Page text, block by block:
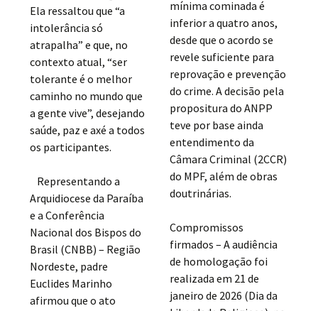
Ela ressaltou que “a
intolerância só
atrapalha” e que, no
contexto atual, “ser
tolerante é o melhor
caminho no mundo que
a gente vive”, desejando
saúde, paz e axé a todos
os participantes.
Representando a
Arquidiocese da Paraíba
e a Conferência
Nacional dos Bispos do
Brasil (CNBB) – Região
Nordeste, padre
Euclides Marinho
afirmou que o ato
mínima cominada é
inferior a quatro anos,
desde que o acordo se
revele suficiente para
reprovação e prevenção
do crime. A decisão pela
propositura do ANPP
teve por base ainda
entendimento da
Câmara Criminal (2CCR)
do MPF, além de obras
doutrinárias.
Compromissos
firmados – A audiência
de homologação foi
realizada em 21 de
janeiro de 2026 (Dia da